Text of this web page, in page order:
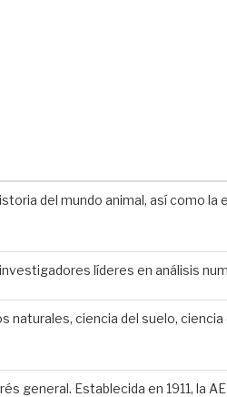
del mundo animal, así como la
líderes en análisis
ciencia del suelo,
general. Establecida en 1911, la